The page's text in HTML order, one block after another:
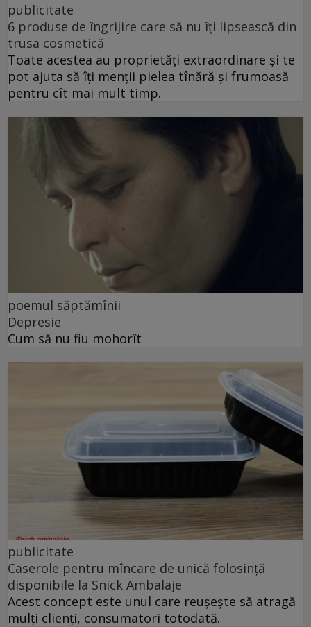
publicitate
6 produse de îngrijire care să nu îți lipsească din
trusa cosmetică
Toate acestea au proprietăți extraordinare și te
pot ajuta să îți menții pielea tînără și frumoasă
pentru cît mai mult timp.
poemul săptămînii
Depresie
Cum să nu fiu mohorît
publicitate
Caserole pentru mîncare de unică folosință
disponibile la Snick Ambalaje
Acest concept este unul care reușește să atragă
mulți clienți, consumatori totodată.